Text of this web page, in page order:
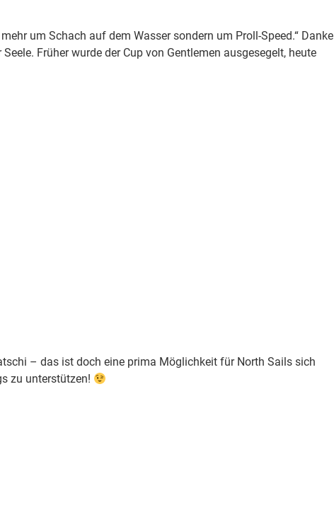
um Schach auf dem Wasser sondern um Proll-Speed.“ Danke
Früher wurde der Cup von Gentlemen ausgesegelt, heute
– das ist doch eine prima Möglichkeit für North Sails sich
zu unterstützen!